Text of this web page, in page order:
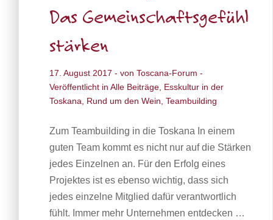
Das Gemeinschaftsgefühl
stärken
17. August 2017 - von Toscana-Forum -
Veröffentlicht in Alle Beiträge
Esskultur in der
Toskana
Rund um den Wein Teambuilding
Zum Teambuilding in die Toskana In einem
guten Team kommt es nicht nur auf die Stärken
jedes Einzelnen an. Für den Erfolg eines
Projektes ist es ebenso wichtig, dass sich
jedes einzelne Mitglied dafür verantwortlich
fühlt. Immer mehr Unternehmen entdecken …